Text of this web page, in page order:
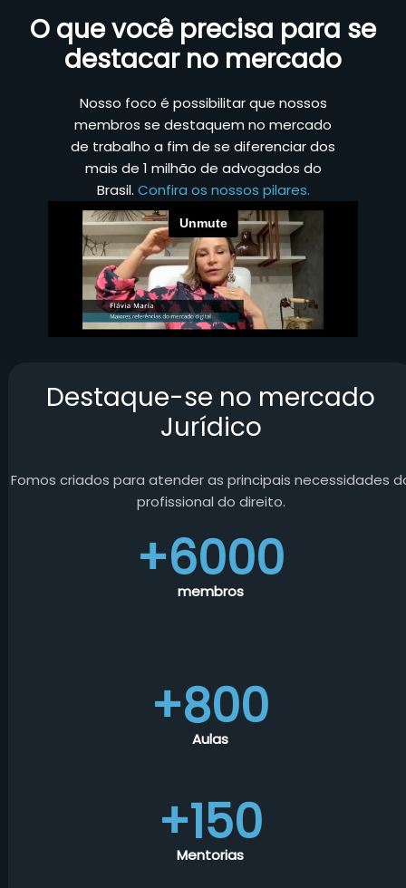
O que você precisa para se
destacar no mercado
Nosso foco é possibilitar que nossos
membros se destaquem no mercado
de trabalho a fim de se diferenciar dos
mais de 1 milhão de advogados do
Brasil. Confira os nossos pilares.
Destaque-se no mercado
Jurídico
Fomos criados para atender as principais necessidades
profissional do direito.
+6000
membros
+800
Aulas
+150
Mentorias